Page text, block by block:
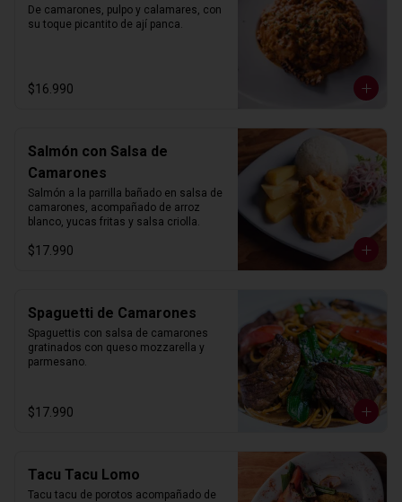
De camarones, pulpo y calamares, con
su toque picantito de ají panca.
$16.990
Salmón con Salsa de
Camarones
Salmón a la parrilla bañado en salsa de
camarones, acompañado de arroz
blanco, yucas fritas y salsa criolla.
$17.990
Spaguetti de Camarones
Spaguettis con salsa de camarones
gratinados con queso mozzarella y
parmesano.
$17.990
Tacu Tacu Lomo
Tacu tacu de porotos acompañado de